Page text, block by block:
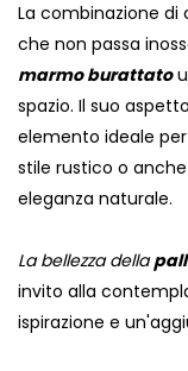
La combinazione di
che non passa
marmo burattato
spazio. Il suo
elemento ideale
stile rustico o
eleganza naturale.
La bellezza della
invito alla
ispirazione e